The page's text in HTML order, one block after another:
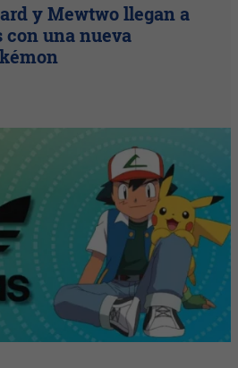
y Mewtwo llegan a
con una nueva